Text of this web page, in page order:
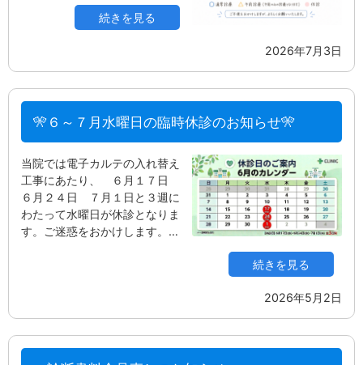
続きを見る
2026年7月3日
🎌６～７月水曜日の臨時休診のお知らせ🎌
当院では電子カルテの入れ替え
工事にあたり、 ６月１７日
６月２４日 ７月１日と３週に
わたって水曜日が休診となりま
す。ご迷惑をおかけします。…
続きを見る
2026年5月2日